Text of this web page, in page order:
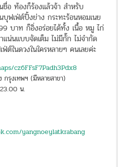
อ ท้องก็ร้องแล้วจ้า สำหรับ
บุฟเฟ่ต์ปิ้งย่าง กระทะร้อนหอมเนย
บาท ก็อิ่งอร่อยได้ทั้ง เนื้อ หมู ไก่
แน่นแบบจัดเต็ม ไม่มีกั๊ก ไม่จำกัด
ฟ่ต์ในดวงในใครหลายๆ คนเลยค่ะ
cz6FFsF7Padh3Pdx8
กรุงเทพฯ (มีหลายสาขา)
น.
yangnoeylatkrabang